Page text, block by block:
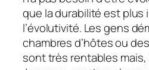
que la durabilité est plus
l’évolutivité. Les gens
chambres d’hôtes ou
sont très rentables